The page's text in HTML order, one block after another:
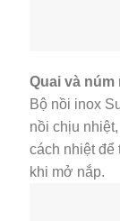
Quai và
Bộ nồi inox
nồi chịu
cách nhiệt để
khi mở nắp.